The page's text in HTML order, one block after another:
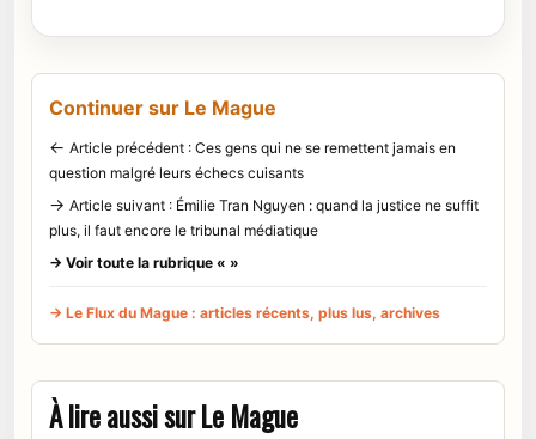
Continuer sur Le Mague
← Article précédent : Ces gens qui ne se remettent jamais en
question malgré leurs échecs cuisants
→ Article suivant : Émilie Tran Nguyen : quand la justice ne suffit
plus, il faut encore le tribunal médiatique
→ Voir toute la rubrique « »
→ Le Flux du Mague : articles récents, plus lus, archives
À lire aussi sur Le Mague